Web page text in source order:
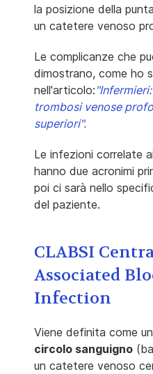
la posizione della
un catetere venoso
Le complicanze che
dimostrano, come ho
nell'articolo:
trombosi venose
superiori".
Le infezioni correlate
hanno due acronimi
poi ci sarà nello
del paziente.
CLABSI
Associated
Infection
Viene definita come
circolo sanguigno
un catetere venoso